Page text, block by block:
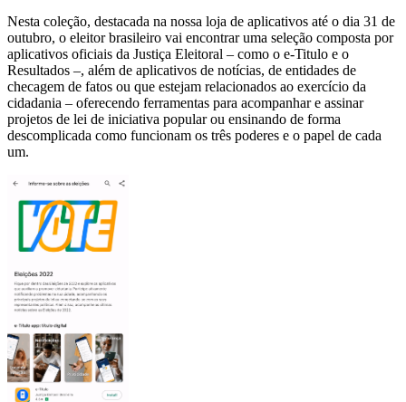
Nesta coleção, destacada na nossa loja de aplicativos até o dia 31 de
outubro, o eleitor brasileiro vai encontrar uma seleção composta por
aplicativos oficiais da Justiça Eleitoral – como o e-Titulo e o
Resultados –, além de aplicativos de notícias, de entidades de
checagem de fatos ou que estejam relacionados ao exercício da
cidadania – oferecendo ferramentas para acompanhar e assinar
projetos de lei de iniciativa popular ou ensinando de forma
descomplicada como funcionam os três poderes e o papel de cada
um.